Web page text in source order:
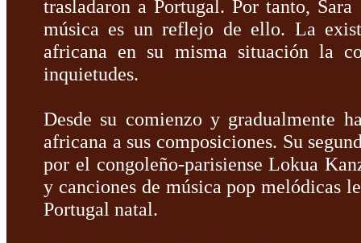
trasladaron a Portugal. Por tanto,
música es un reflejo de ello. La
africana en su misma situación la
inquietudes.
Desde su comienzo y gradualmente
africana a sus composiciones. Su
por el congoleño-parisiense Lokua
y canciones de música pop melódicas
Portugal natal.